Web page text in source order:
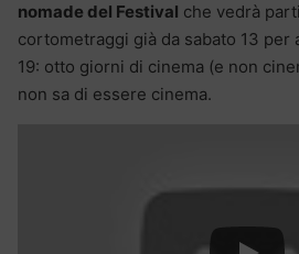
nomade del Festival che vedrà
cortometraggi già da sabato 13 per
19: otto giorni di cinema (e non
non sa di essere cinema.